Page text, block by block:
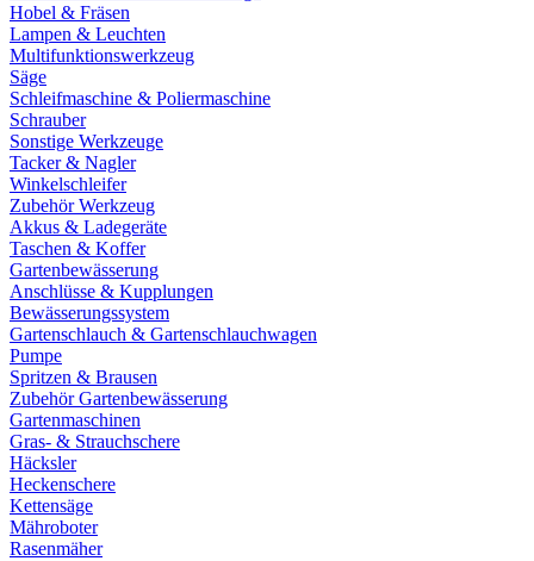
Hobel & Fräsen
Lampen & Leuchten
Multifunktionswerkzeug
Säge
Schleifmaschine & Poliermaschine
Schrauber
Sonstige Werkzeuge
Tacker & Nagler
Winkelschleifer
Zubehör Werkzeug
Akkus & Ladegeräte
Taschen & Koffer
Gartenbewässerung
Anschlüsse & Kupplungen
Bewässerungssystem
Gartenschlauch & Gartenschlauchwagen
Pumpe
Spritzen & Brausen
Zubehör Gartenbewässerung
Gartenmaschinen
Gras- & Strauchschere
Häcksler
Heckenschere
Kettensäge
Mähroboter
Rasenmäher